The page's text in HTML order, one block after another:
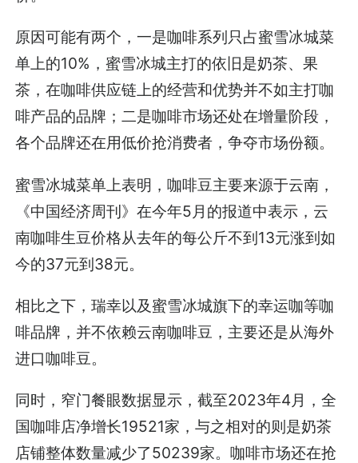
原因可能有两个，一是咖啡系列只占蜜雪冰城菜
单上的10%，蜜雪冰城主打的依旧是奶茶、果
茶，在咖啡供应链上的经营和优势并不如主打咖
啡产品的品牌；二是咖啡市场还处在增量阶段，
各个品牌还在用低价抢消费者，争夺市场份额。
蜜雪冰城菜单上表明，咖啡豆主要来源于云南，
《中国经济周刊》在今年5月的报道中表示，云
南咖啡生豆价格从去年的每公斤不到13元涨到如
今的37元到38元。
相比之下，瑞幸以及蜜雪冰城旗下的幸运咖等咖
啡品牌，并不依赖云南咖啡豆，主要还是从海外
进口咖啡豆。
同时，窄门餐眼数据显示，截至2023年4月，全
国咖啡店净增长19521家，与之相对的则是奶茶
店铺整体数量减少了50239家。咖啡市场还在抢